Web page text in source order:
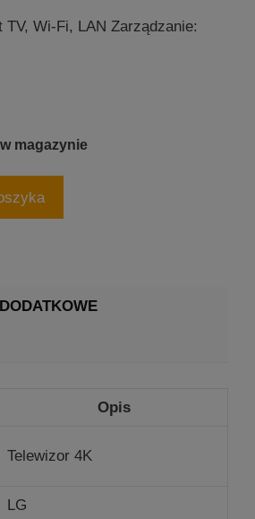
TV, Wi-Fi, LAN Zarządzanie:
magazynie
Opis
Telewizor 4K
LG